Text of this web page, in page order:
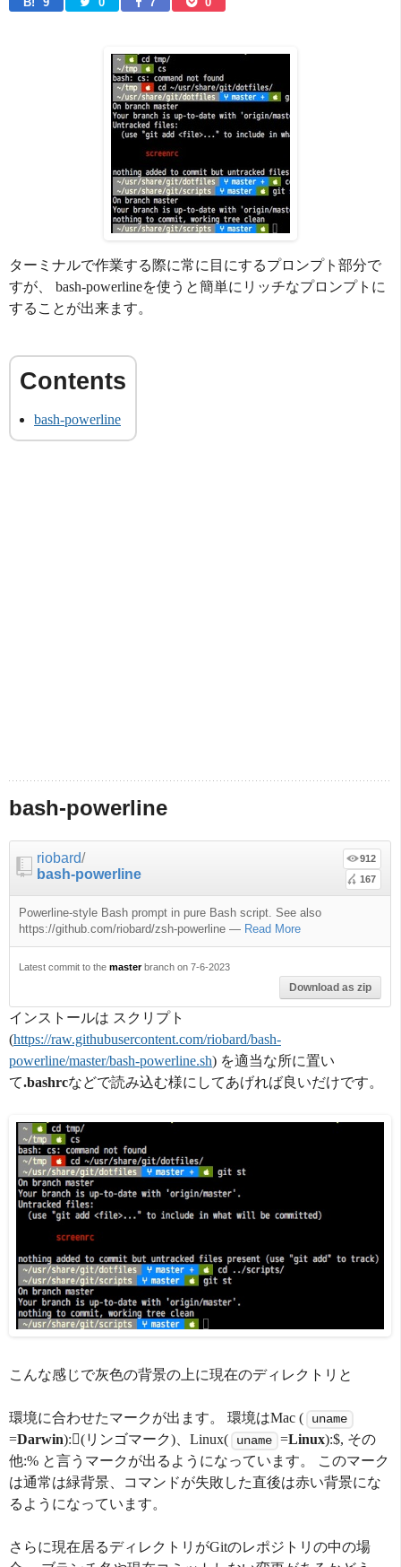
ターミナルで作業する際に常に目にするプロンプト部分で
すが、 bash-powerlineを使うと簡単にリッチなプロンプトに
することが出来ます。
bash-powerline
bash-powerline
riobard/
bash-powerline
912
167
Powerline-style Bash prompt in pure Bash script. See also
https://github.com/riobard/zsh-powerline — Read More
Latest commit to the masterbranch on 7-6-2023
Download as zip
インストールは スクリプト
(https://raw.githubusercontent.com/riobard/bash-
powerline/master/bash-powerline.sh) を適当な所に置い
て.bashrcなどで読み込む様にしてあげれば良いだけです。
こんな感じで灰色の背景の上に現在のディレクトリと
環境に合わせたマークが出ます。 環境はMac ( uname
=Darwin):(リンゴマーク)、Linux( uname =Linux):$, その
他:% と言うマークが出るようになっています。 このマーク
は通常は緑背景、コマンドが失敗した直後は赤い背景にな
るようになっています。
さらに現在居るディレクトリがGitのレポジトリの中の場